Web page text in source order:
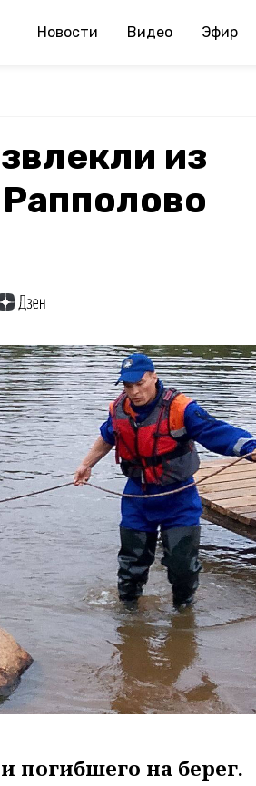
Новости Видео Эфир
из
погибшего на берег.